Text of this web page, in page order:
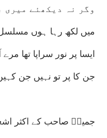
وگر نہ دیکھئے میری
میں لکھ رہا ہوں مسلسل
ایسا پر نور سراپا تھا مرے
جن کا پر تو نہیں جن
جمیلؔ صاحب کے اکثر